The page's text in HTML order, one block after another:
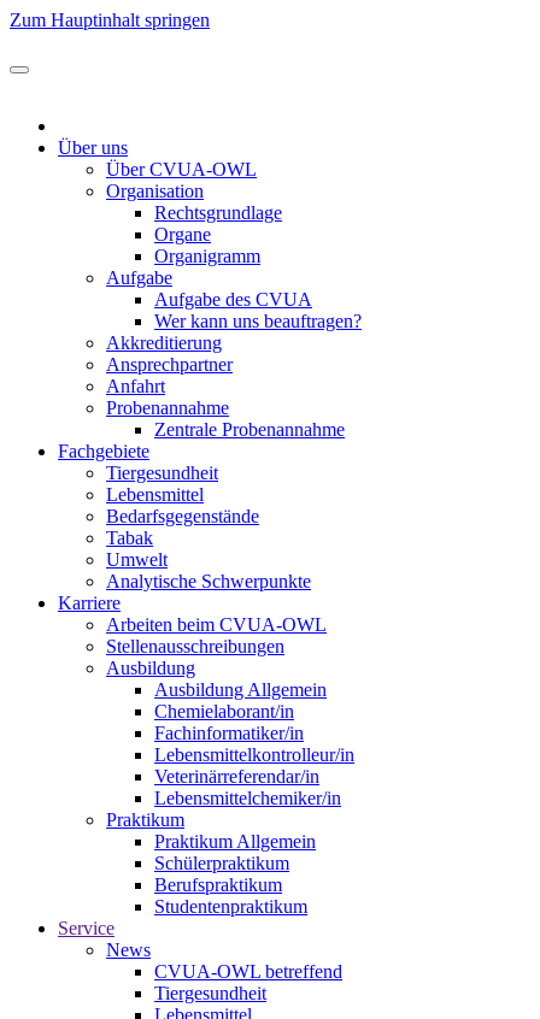
Zum Hauptinhalt springen
Über uns
Über CVUA-OWL
Organisation
Rechtsgrundlage
Organe
Organigramm
Aufgabe
Aufgabe des CVUA
Wer kann uns beauftragen?
Akkreditierung
Ansprechpartner
Anfahrt
Probenannahme
Zentrale Probenannahme
Fachgebiete
Tiergesundheit
Lebensmittel
Bedarfsgegenstände
Tabak
Umwelt
Analytische Schwerpunkte
Karriere
Arbeiten beim CVUA-OWL
Stellenausschreibungen
Ausbildung
Ausbildung Allgemein
Chemielaborant/in
Fachinformatiker/in
Lebensmittelkontrolleur/in
Veterinärreferendar/in
Lebensmittelchemiker/in
Praktikum
Praktikum Allgemein
Schülerpraktikum
Berufspraktikum
Studentenpraktikum
Service
News
CVUA-OWL betreffend
Tiergesundheit
Lebensmittel